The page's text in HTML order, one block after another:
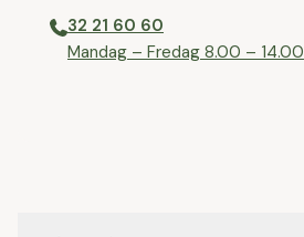
32 21 60 60
⁠Mandag – Fredag 8.00 – 14.00